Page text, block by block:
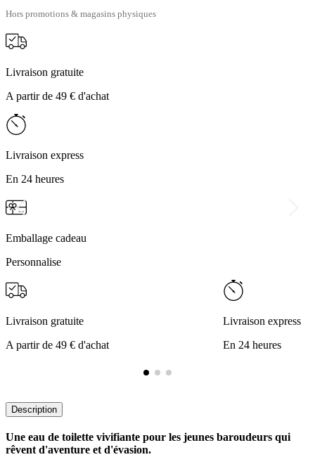
Hors promotions & magasins physiques
Livraison gratuite
A partir de 49 € d'achat
Livraison express
En 24 heures
Emballage cadeau
Personnalise
Livraison gratuite
A partir de 49 € d'achat
Livraison express
En 24 heures
Description
Une eau de toilette vivifiante pour les jeunes baroudeurs qui
rêvent d'aventure et d'évasion.